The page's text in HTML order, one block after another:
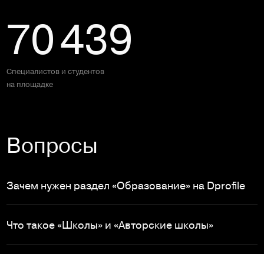
70 439
Специалистов и студентов
на площадке
Вопросы
Зачем нужен раздел «Образование» на Dprofile
Что такое «Школы» и «Авторские школы»